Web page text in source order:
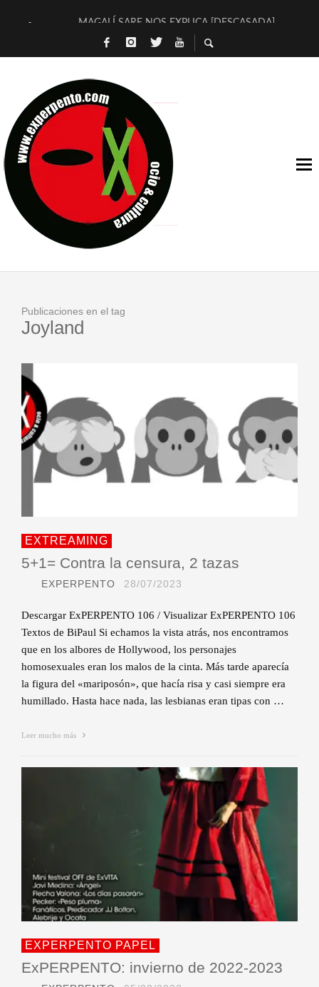
MAGALÍ SARE NOS EXPLICA [DESCASADA]
«NO TENGO PUTOS SUEÑOS»
[LA BOLA NEGRA] DE JAVIER CALVO Y JAVIER AMBROSSI
OSLO OVNIES LLEGAN CORRIENDO A ARANDA
FÉLIX CALVO NOS PRESENTA [LAS PALMERAS] (NOVELA
[EL SER QUERIDO] DE RODRIGO SOROGOYEN
ENTREVISTA A IVÁN HUMANES POR [EL LIBRO ROJO]
ARRABAL, ARRABAL, ARRABAL, ARRABEAUX
Publicaciones en el tag
Joyland
EXTREAMING
5+1= Contra la censura, 2 tazas
EXPERPENTO 28/07/2023
Descargar ExPERPENTO 106 / Visualizar ExPERPENTO 106
Textos de BiPaul Si echamos la vista atrás, nos encontramos
que en los albores de Hollywood, los personajes
homosexuales eran los malos de la cinta. Más tarde aparecía
la figura del «mariposón», que hacía risa y casi siempre era
humillado. Hasta hace nada, las lesbianas eran tipas con …
Leer mucho más
EXPERPENTO PAPEL
ExPERPENTO: invierno de 2022-2023